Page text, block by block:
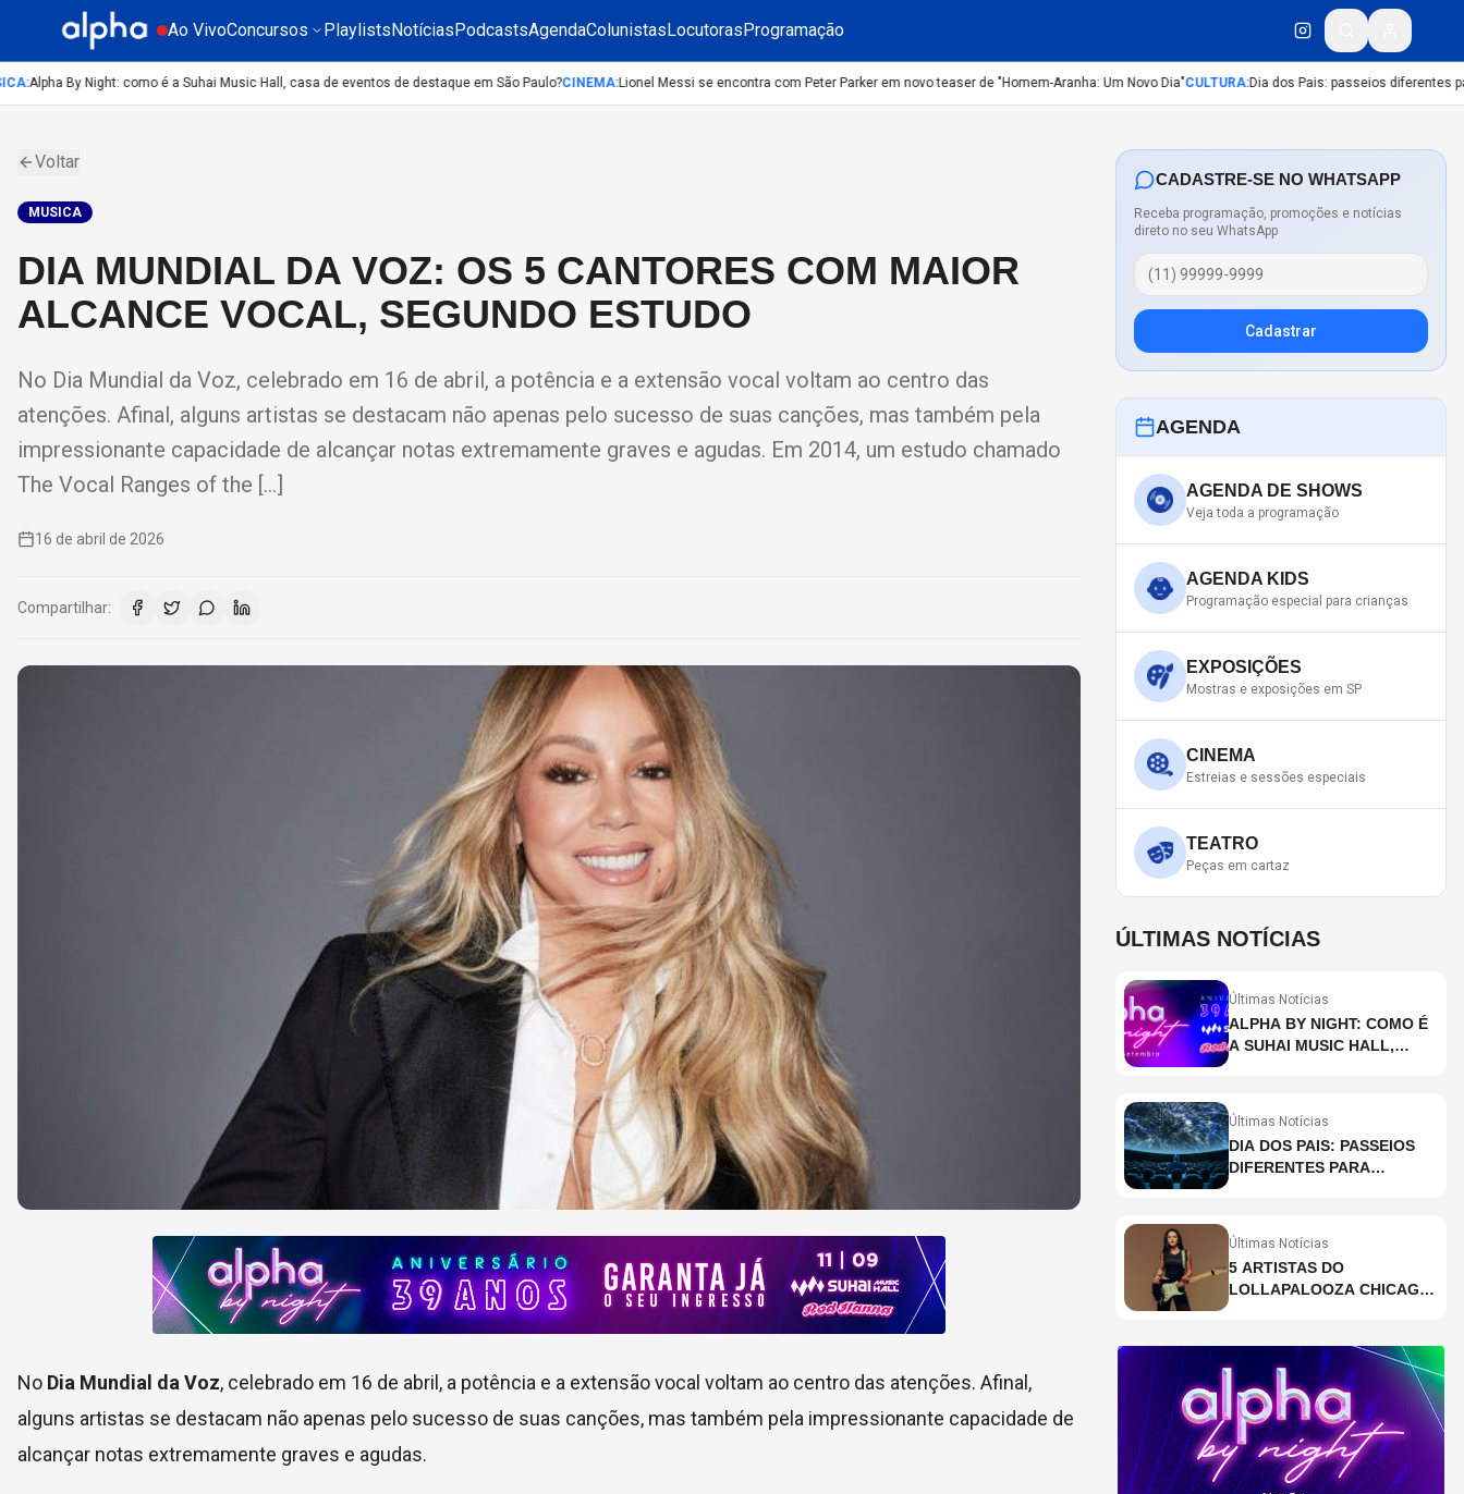
Ao VivoConcursos PlaylistsNotíciasPodcastsAgendaColunistasLocutorasProgramação
:Alpha By Night: como é a Suhai Music Hall, casa de eventos de destaque em São Paulo? CINEMA:Lionel Messi se encontra com Peter Parker em novo teaser de "Homem-Aranha: Um Novo Dia"CULTURA:Dia dos Pais: passeios diferentes
Voltar
MUSICA
DIA MUNDIAL DA VOZ: OS 5 CANTORES COM MAIOR
ALCANCE VOCAL, SEGUNDO ESTUDO
No Dia Mundial da Voz, celebrado em 16 de abril, a potência e a extensão vocal voltam ao centro das
atenções. Afinal, alguns artistas se destacam não apenas pelo sucesso de suas canções, mas também pela
impressionante capacidade de alcançar notas extremamente graves e agudas. Em 2014, um estudo chamado
The Vocal Ranges of the […]
16 de abril de 2026
Compartilhar:
No Dia Mundial da Voz, celebrado em 16 de abril, a potência e a extensão vocal voltam ao centro das atenções. Afinal,
alguns artistas se destacam não apenas pelo sucesso de suas canções, mas também pela impressionante capacidade de
alcançar notas extremamente graves e agudas.
CADASTRE-SE NO WHATSAPP
Receba programação, promoções e notícias
direto no seu WhatsApp
Cadastrar
AGENDA
AGENDA DE SHOWS
Veja toda a programação
AGENDA KIDS
Programação especial para crianças
EXPOSIÇÕES
Mostras e exposições em SP
CINEMA
Estreias e sessões especiais
TEATRO
Peças em cartaz
ÚLTIMAS NOTÍCIAS
Últimas Notícias
ALPHA BY NIGHT: COMO É
A SUHAI MUSIC HALL,
PAULO?
Últimas Notícias
DIA DOS PAIS: PASSEIOS
DIFERENTES PARA
Últimas Notícias
5 ARTISTAS DO
LOLLAPALOOZA CHICAGO